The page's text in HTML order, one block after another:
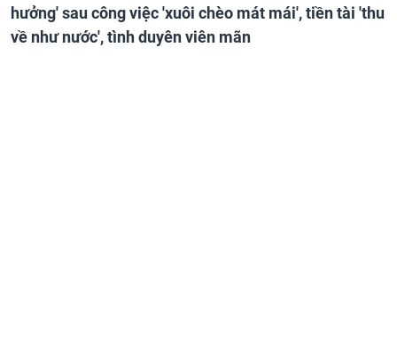
hưởng' sau công việc 'xuôi chèo mát mái', tiền tài 'thu
về như nước', tình duyên viên mãn